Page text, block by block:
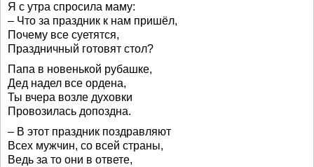
Я с утра спросила маму:
– Что за праздник к нам пришёл,
Почему все суетятся,
Праздничный готовят стол?
Папа в новенькой рубашке,
Дед надел все ордена,
Ты вчера возле духовки
Провозилась допоздна.
– В этот праздник поздравляют
Всех мужчин, со всей страны,
Ведь за то они в ответе,